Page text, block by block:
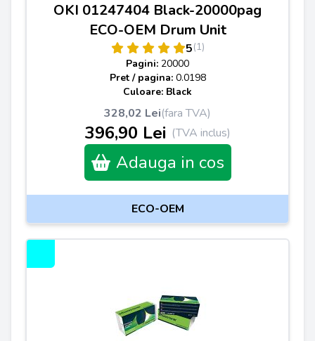
OKI 01247404 Black-20000pag
ECO-OEM Drum Unit
5(1)
Pagini: 20000
Pret / pagina: 0.0198
Culoare: Black
328,02 Lei(fara TVA)
396,90 Lei (TVA inclus)
Adauga in cos
ECO-OEM